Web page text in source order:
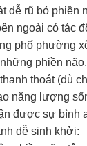
dễ rũ bỏ phiền
ngoài có tác
phố phường
phiền
thoát (dù
năng lượng
được sự bình
dễ sinh khởi: